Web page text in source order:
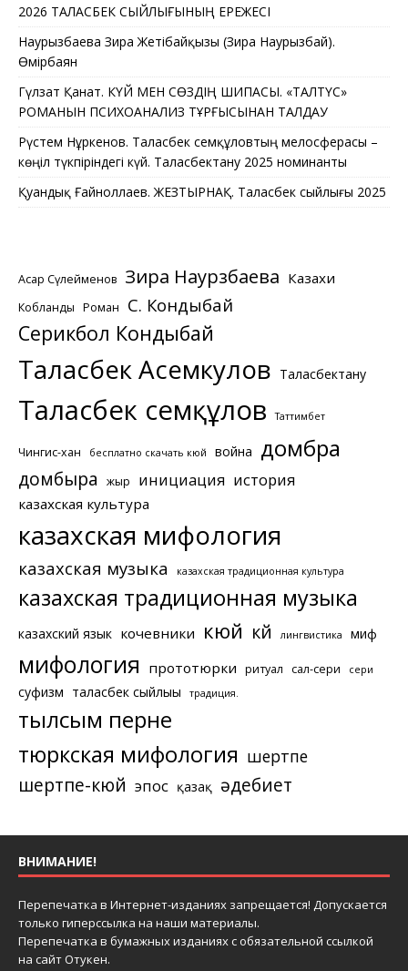
2026 ТАЛАСБЕК СЫЙЛЫҒЫНЫҢ ЕРЕЖЕСІ
Наурызбаева Зира Жетібайқызы (Зира Наурызбай).
Өмірбаян
Гүлзат Қанат. КҮЙ МЕН СӨЗДІҢ ШИПАСЫ. «ТАЛТҮС»
РОМАНЫН ПСИХОАНАЛИЗ ТҰРҒЫСЫНАН ТАЛДАУ
Рүстем Нұркенов. Таласбек Әсемқұловтың мелосферасы –
көңіл түкпіріндегі күй. Таласбектану 2025 номинанты
Қуандық Ғайноллаев. ЖЕЗТЫРНАҚ. Таласбек сыйлығы 2025
Асқар Сүлейменов Зира Наурзбаева Казахи
Кобланды Роман С. Кондыбай
Серикбол Кондыбай
Таласбек Асемкулов Таласбектану
Таласбек Әсемқұлов Таттимбет
Чингис-хан бесплатно скачать кюй война домбра
домбыра жыр инициация история
казахская культура
казахская мифология
казахская музыка казахская традиционная культура
казахская традиционная музыка
казахский язык кочевники кюй күй лингвистика миф
мифология прототюрки ритуал сал-сери сери
суфизм таласбек сыйлығы традиция.
тылсым перне
тюркская мифология шертпе
шертпе-кюй эпос қазақ әдебиет
ВНИМАНИЕ!
Перепечатка в Интернет-изданиях запрещается! Допускается
только гиперссылка на наши материалы.
Перепечатка в бумажных изданиях с обязательной ссылкой
на сайт Отукен.